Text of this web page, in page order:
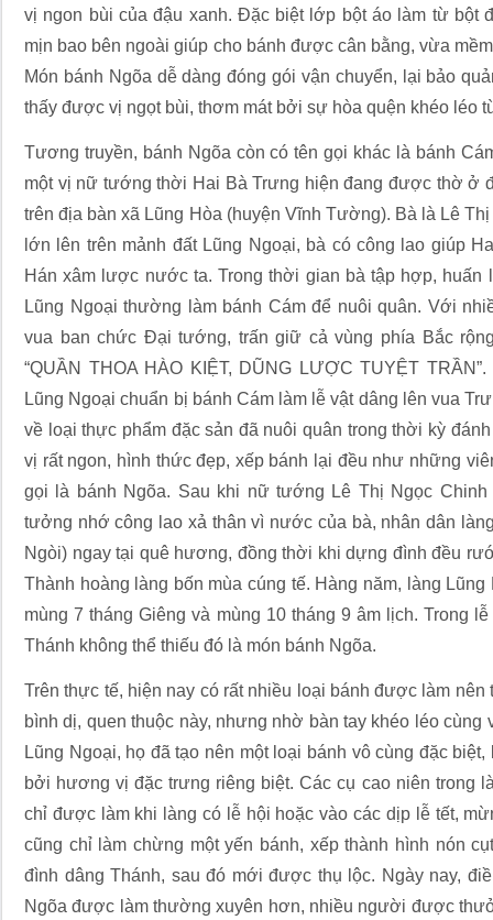
vị ngon bùi của đậu xanh. Đặc biệt lớp bột áo làm từ bột
mịn bao bên ngoài giúp cho bánh được cân bằng, vừa
Món bánh Ngõa dễ dàng đóng gói vận chuyển, lại bảo
thấy được vị ngọt bùi, thơm mát bởi sự hòa quện khéo léo
Tương truyền, bánh Ngõa còn có tên gọi khác là bánh
một vị nữ tướng thời Hai Bà Trưng hiện đang được thờ ở
trên địa bàn xã Lũng Hòa (huyện Vĩnh Tường). Bà là Lê
lớn lên trên mảnh đất Lũng Ngoại, bà có công lao giúp
Hán xâm lược nước ta. Trong thời gian bà tập hợp, huấn
Lũng Ngoại thường làm bánh Cám để nuôi quân. Với
vua ban chức Đại tướng, trấn giữ cả vùng phía Bắc
“QUẦN THOA HÀO KIỆT, DŨNG LƯỢC TUYỆT
Lũng Ngoại chuẩn bị bánh Cám làm lễ vật dâng lên vua
về loại thực phẩm đặc sản đã nuôi quân trong thời kỳ
vị rất ngon, hình thức đẹp, xếp bánh lại đều như những
gọi là bánh Ngõa. Sau khi nữ tướng Lê Thị Ngọc
tưởng nhớ công lao xả thân vì nước của bà, nhân dân
Ngòi) ngay tại quê hương, đồng thời khi dựng đình đều
Thành hoàng làng bốn mùa cúng tế. Hàng năm, làng
mùng 7 tháng Giêng và mùng 10 tháng 9 âm lịch. Trong
Thánh không thể thiếu đó là món bánh Ngõa.
Trên thực tế, hiện nay có rất nhiều loại bánh được làm
bình dị, quen thuộc này, nhưng nhờ bàn tay khéo léo
Lũng Ngoại, họ đã tạo nên một loại bánh vô cùng đặc
bởi hương vị đặc trưng riêng biệt. Các cụ cao niên trong
chỉ được làm khi làng có lễ hội hoặc vào các dịp lễ tết,
cũng chỉ làm chừng một yến bánh, xếp thành hình nón
đình dâng Thánh, sau đó mới được thụ lộc. Ngày nay,
Ngõa được làm thường xuyên hơn, nhiều người được